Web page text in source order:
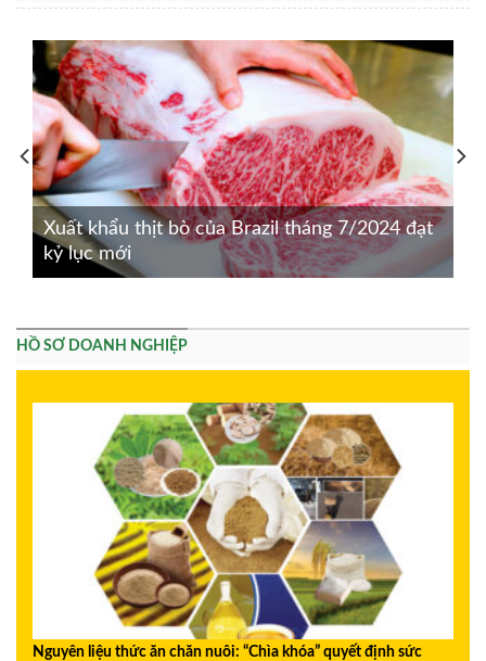
Xuất khẩu thịt bò của Brazil tháng 7/2024 đạt
kỷ lục mới
HỒ SƠ DOANH NGHIỆP
Nguyên liệu thức ăn chăn nuôi: “Chìa khóa” quyết định sức